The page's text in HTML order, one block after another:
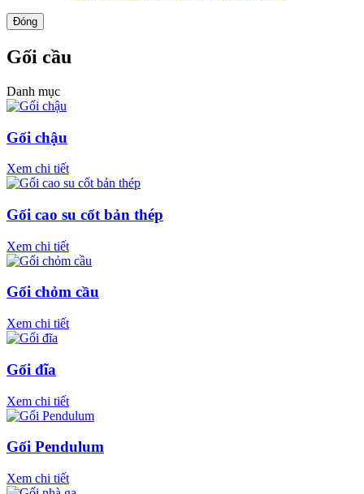
Đóng
Gối cầu
Danh mục
Gối chậu
Xem chi tiết
Gối cao su cốt bản thép
Xem chi tiết
Gối chỏm cầu
Xem chi tiết
Gối đĩa
Xem chi tiết
Gối Pendulum
Xem chi tiết